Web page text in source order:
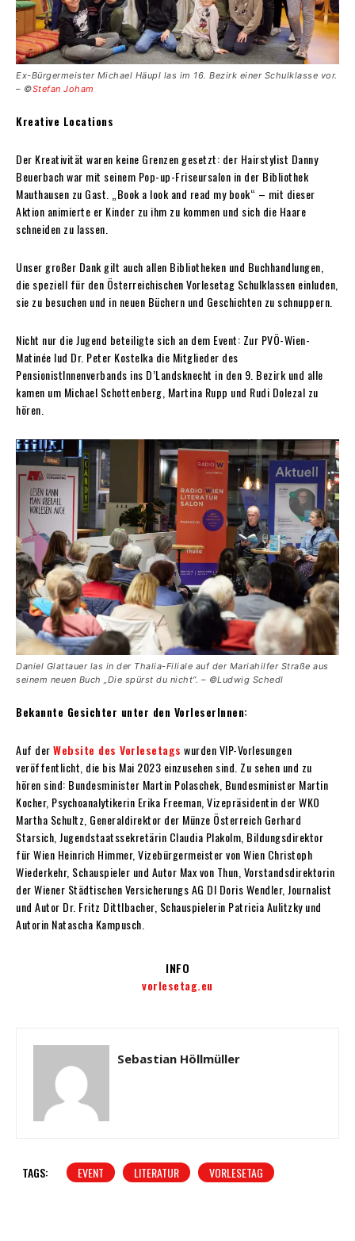
Ex-Bürgermeister Michael Häupl las im 16. Bezirk einer Schulklasse vor.
– ©Stefan Joham
Kreative Locations
Der Kreativität waren keine Grenzen gesetzt: der Hairstylist Danny
Beuerbach war mit seinem Pop-up-Friseursalon in der Bibliothek
Mauthausen zu Gast. „Book a look and read my book“ – mit dieser
Aktion animierte er Kinder zu ihm zu kommen und sich die Haare
schneiden zu lassen.
Unser großer Dank gilt auch allen Bibliotheken und Buchhandlungen,
die speziell für den Österreichischen Vorlesetag Schulklassen einluden,
sie zu besuchen und in neuen Büchern und Geschichten zu schnuppern.
Nicht nur die Jugend beteiligte sich an dem Event: Zur PVÖ-Wien-
Matinée lud Dr. Peter Kostelka die Mitglieder des
PensionistInnenverbands ins D’Landsknecht in den 9. Bezirk und alle
kamen um Michael Schottenberg, Martina Rupp und Rudi Dolezal zu
hören.
Daniel Glattauer las in der Thalia-Filiale auf der Mariahilfer Straße aus
seinem neuen Buch „Die spürst du nicht“. – ©Ludwig Schedl
Bekannte Gesichter unter den VorleserInnen:
Auf derWebsite des Vorlesetags wurden VIP-Vorlesungen
veröffentlicht, die bis Mai 2023 einzusehen sind. Zu sehen und zu
hören sind: Bundesminister Martin Polaschek, Bundesminister Martin
Kocher, Psychoanalytikerin Erika Freeman, Vizepräsidentin der WKO
Martha Schultz, Generaldirektor der Münze Österreich Gerhard
Starsich, Jugendstaatssekretärin Claudia Plakolm, Bildungsdirektor
für Wien Heinrich Himmer, Vizebürgermeister von Wien Christoph
Wiederkehr, Schauspieler und Autor Max von Thun, Vorstandsdirektorin
der Wiener Städtischen Versicherungs AG DI Doris Wendler, Journalist
und Autor Dr. Fritz Dittlbacher, Schauspielerin Patricia Aulitzky und
Autorin Natascha Kampusch.
INFO
vorlesetag.eu
Sebastian Höllmüller
TAGS: EVENT LITERATUR VORLESETAG